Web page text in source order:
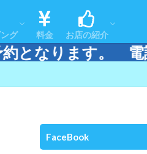
レスポンス
グ
ー
ブ
ュール
リアマップ
ログ
料金 お店の紹介
アクセス
スタッフ紹介
器材販売＆メンテ
ます。 電話また
FaceBook
レスポンス
ー
ブ
ュール
リアマップ
ログ アクセス
スタッフ紹介
器材販売＆メンテ